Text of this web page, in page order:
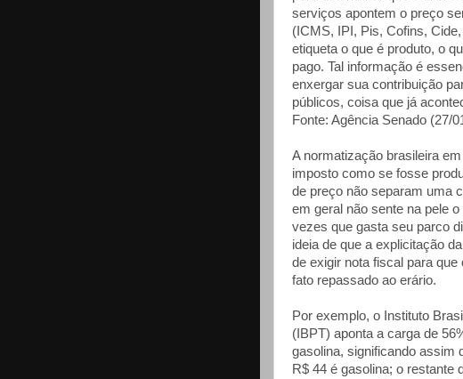
serviços apontem o preço
(ICMS, IPI, Pis, Cofins,
etiqueta o que é produto, o
pago. Tal informação é
enxergar sua contribuição
públicos, coisa que já
Fonte: Agência Senado (27/
A normatização brasileira
imposto como se fosse
de preço não separam uma
em geral não sente na pele
vezes que gasta seu parco
ideia de que a explicitação
de exigir nota fiscal para
fato repassado ao erário.
Por exemplo, o Instituto
(IBPT) aponta a carga de
gasolina, significando assim
R$ 44 é gasolina; o restante